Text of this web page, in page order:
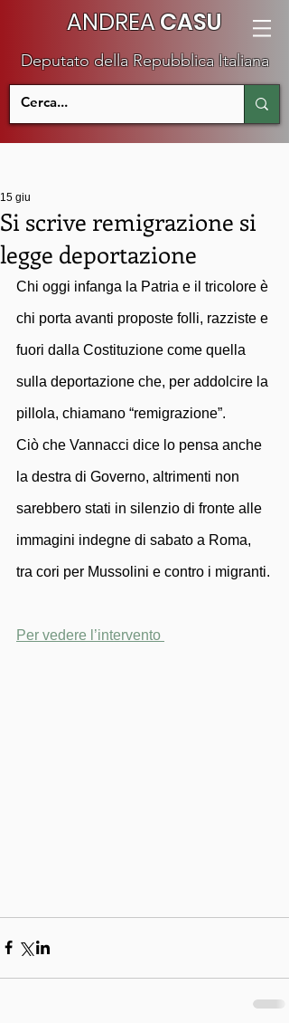
ANDREACASU
Deputato della Repubblica Italiana
Si scrive remigrazione si
legge deportazione
15 giu
Chi oggi infanga la Patria e il tricolore è
chi porta avanti proposte folli, razziste e
fuori dalla Costituzione come quella
sulla deportazione che, per addolcire la
pillola, chiamano “remigrazione”.
Ciò che Vannacci dice lo pensa anche
la destra di Governo, altrimenti non
sarebbero stati in silenzio di fronte alle
immagini indegne di sabato a Roma,
tra cori per Mussolini e contro i migranti.
Per vedere l’intervento